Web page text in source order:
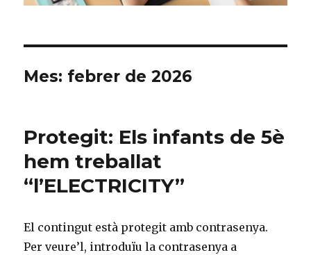
Mes: febrer de 2026
Protegit: Els infants de 5è
hem treballat
“l’ELECTRICITY”
El contingut està protegit amb contrasenya.
Per veure’l, introduïu la contrasenya a